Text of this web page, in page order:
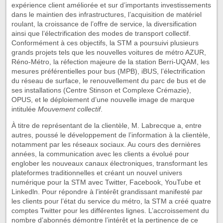
expérience client améliorée et sur d’importants investissements
dans le maintien des infrastructures, l’acquisition de matériel
roulant, la croissance de l’offre de service, la diversification
ainsi que l’électrification des modes de transport collectif.
Conformément à ces objectifs, la STM a poursuivi plusieurs
grands projets tels que les nouvelles voitures de métro AZUR,
Réno-Métro, la réfection majeure de la station Berri-UQAM, les
mesures préférentielles pour bus (MPB), iBUS, l’électrification
du réseau de surface, le renouvellement du parc de bus et de
ses installations (Centre Stinson et Complexe Crémazie),
OPUS, et le déploiement d’une nouvelle image de marque
intitulée Mouvement collectif.
À titre de représentant de la clientèle, M. Labrecque a, entre
autres, poussé le développement de l’information à la clientèle,
notamment par les réseaux sociaux. Au cours des dernières
années, la communication avec les clients a évolué pour
englober les nouveaux canaux électroniques, transformant les
plateformes traditionnelles et créant un nouvel univers
numérique pour la STM avec Twitter, Facebook, YouTube et
Linkedln. Pour répondre à l’intérêt grandissant manifesté par
les clients pour l’état du service du métro, la STM a créé quatre
comptes Twitter pour les différentes lignes. L’accroissement du
nombre d’abonnés démontre l’intérêt et la pertinence de ce